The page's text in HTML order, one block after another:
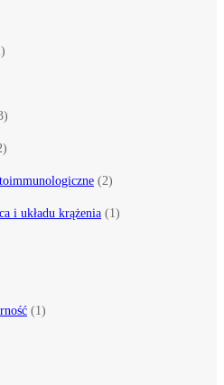
(2)
i układu krążenia (1)
(1)